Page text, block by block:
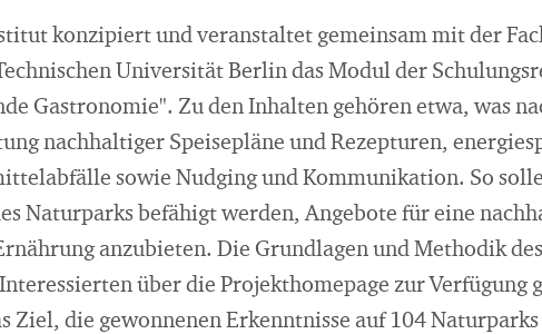
konzipiert und veranstaltet gemeinsam mit der
Universität Berlin das Modul der
Gastronomie". Zu den Inhalten gehören etwa, was
nachhaltiger Speisepläne und Rezepturen,
sowie Nudging und Kommunikation. So
Naturparks befähigt werden, Angebote für eine
anzubieten. Die Grundlagen und Methodik
über die Projekthomepage zur Verfügung
Ziel, die gewonnenen Erkenntnisse auf 104